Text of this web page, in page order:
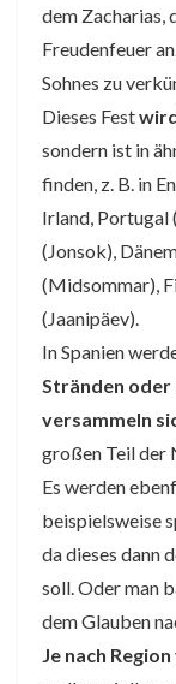
dem Zacharias,
Freudenfeuer
Sohnes zu
Dieses Fest
sondern ist in
finden, z. B. in
Irland, Portugal
(Jonsok),
(Midsommar),
(Jaanipäev).
In Spanien
Stränden
versammeln
großen Teil der
Es werden
beispielsweise
da dieses dann
soll. Oder man
dem Glauben
Je nach